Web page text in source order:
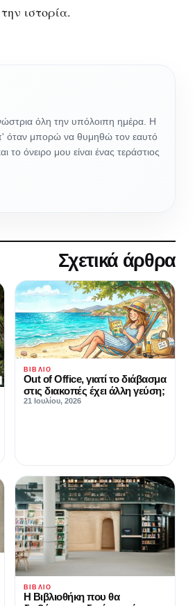
ιστορία.
όλη την υπόλοιπη ημέρα. Η
όταν μπορώ να θυμηθώ τον εαυτό
όνειρο μου είναι ένας τεράστιος
Σχετικά άρθρα
ΒΙΒΛΊΟ
Out of Office, γιατί το διάβασμα
στις διακοπές έχει άλλη γεύση;
21 Ιουλίου, 2026
ΒΙΒΛΊΟ
Η Βιβλιοθήκη που θα